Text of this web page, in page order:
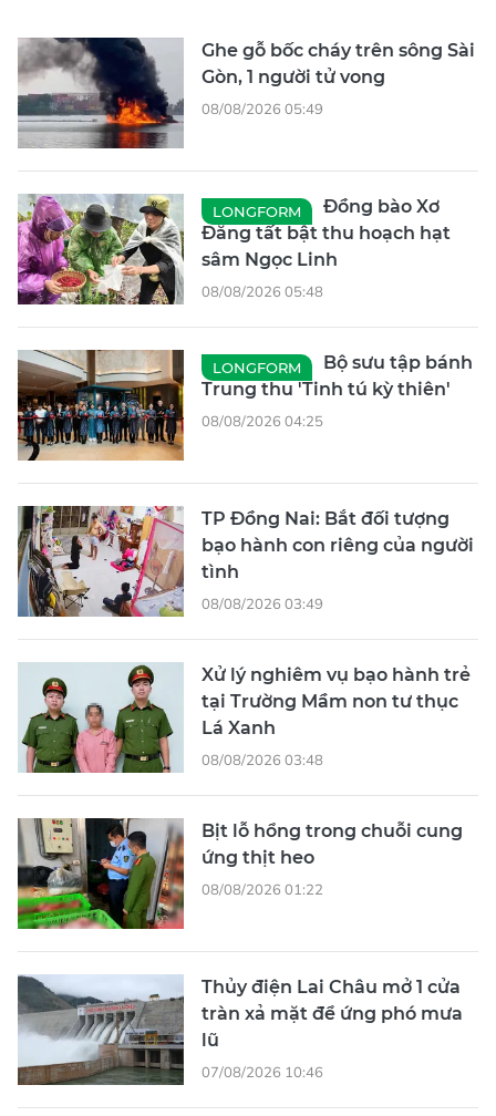
Ghe gỗ bốc cháy trên sông Sài
Gòn, 1 người tử vong
08/08/2026 05:49
LONGFORM
Đồng bào Xơ
Đăng tất bật thu hoạch hạt
sâm Ngọc Linh
08/08/2026 05:48
LONGFORM
Bộ sưu tập bánh
Trung thu 'Tinh tú kỳ thiên'
08/08/2026 04:25
TP Đồng Nai: Bắt đối tượng
bạo hành con riêng của người
tình
08/08/2026 03:49
Xử lý nghiêm vụ bạo hành trẻ
tại Trường Mầm non tư thục
Lá Xanh
08/08/2026 03:48
Bịt lỗ hổng trong chuỗi cung
ứng thịt heo
08/08/2026 01:22
Thủy điện Lai Châu mở 1 cửa
tràn xả mặt để ứng phó mưa
lũ
07/08/2026 10:46